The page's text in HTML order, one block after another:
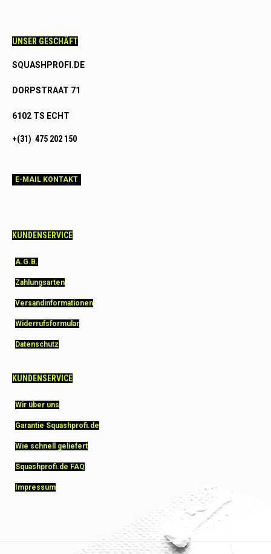
UNSER GESCHÄFT
SQUASHPROFI.DE
DORPSTRAAT 71
6102 TS ECHT
+(31) 475 202 150
E-MAIL KONTAKT
KUNDENSERVICE
A.G.B.
Zahlungsarten
Versandinformationen
Widerrufsformular
Datenschutz
KUNDENSERVICE
Wir über uns
Garantie Squashprofi.de
Wie schnell geliefert
Squashprofi.de FAQ
Impressum